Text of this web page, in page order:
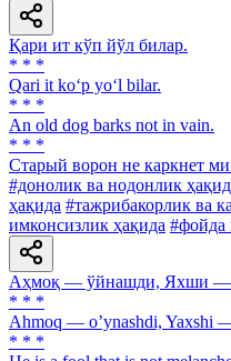
Қари ит кўп йўл билар.
* * *
Qari it ko‘p yo‘l bilar.
* * *
An old dog barks not in vain.
* * *
Старый ворон не каркнет
#донолик ва нодонлик
ҳақида #тажрибакорлик ва
имконсизлик ҳақида #фойда
Аҳмоқ — ўйнашди, Яхши —
* * *
Аhmoq — oʼynashdi, Yaxshi
* * *